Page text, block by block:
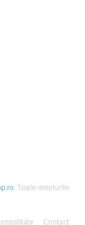
. Toate drepturile
Contact